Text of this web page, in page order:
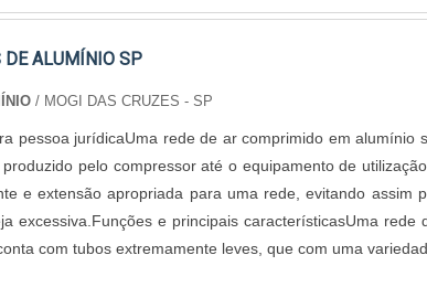
DE ALUMÍNIO SP
/ MOGI DAS CRUZES - SP
pessoa jurídicaUma rede de ar comprimido em alumínio
pelo compressor até o equipamento de
e extensão apropriada para uma rede, evitando assim
excessiva.Funções e principais característicasUma rede
com tubos extremamente leves, que com uma